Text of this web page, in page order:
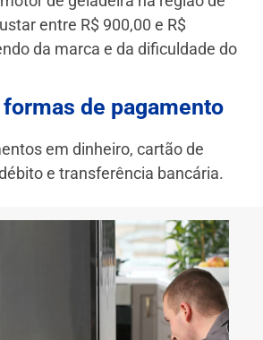
entre R$ 900,00 e R$
da marca e da dificuldade do
formas de pagamento
em dinheiro, cartão de
e transferência bancária.